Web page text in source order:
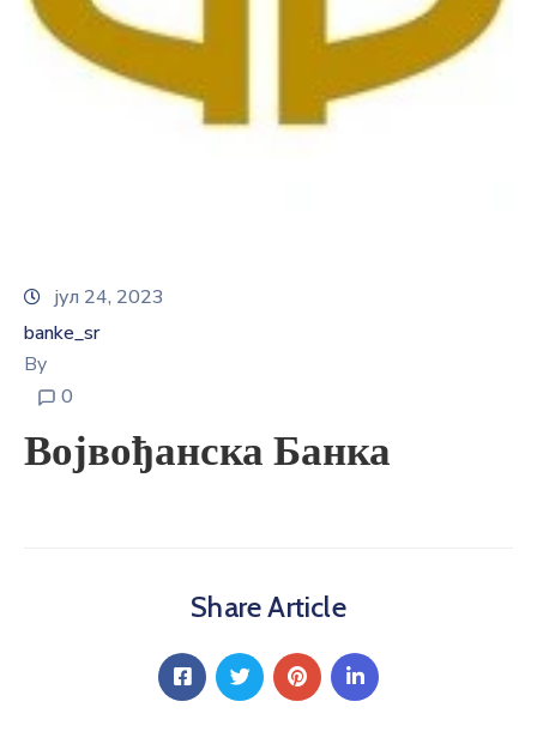
управа
јул 24, 2023
banke_sr
By
0
Војвођанска Банка
Share Article